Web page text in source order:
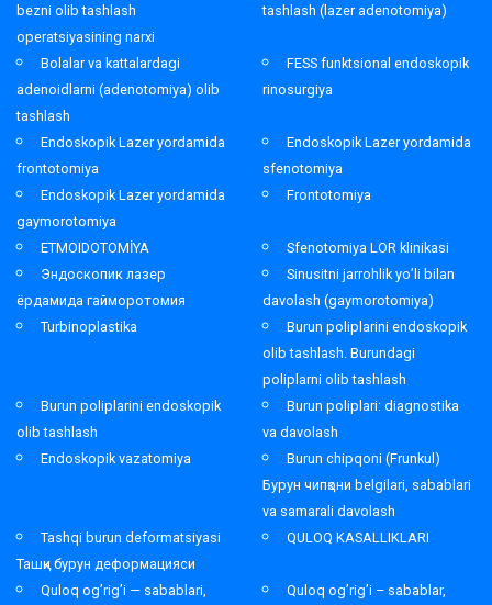
bezni olib tashlash
operatsiyasining narxi
tashlash (lazer adenotomiya)
Bolalar va kattalardagi
adenoidlarni (adenotomiya) olib
tashlash
FESS funktsional endoskopik
rinosurgiya
Endoskopik Lazer yordamida
frontotomiya
Endoskopik Lazer yordamida
sfenotomiya
Endoskopik Lazer yordamida
gaymorotomiya
Frontotomiya
ETMOIDOTOMİYA
Sfenotomiya LOR klinikasi
Эндоскопик лазер
ёрдамида гайморотомия
Sinusitni jarrohlik yo’li bilan
davolash (gaymorotomiya)
Turbinoplastika
Burun poliplarini endoskopik
olib tashlash. Burundagi
poliplarni olib tashlash
Burun poliplarini endoskopik
olib tashlash
Burun poliplari: diagnostika
va davolash
Endoskopik vazatomiya
Burun chipqoni (Frunkul)
Бурун чипқони belgilari, sabablari
va samarali davolash
Tashqi burun deformatsiyasi
Ташқи бурун деформацияси
QULOQ KASALLIKLARI
Quloq og’rig’i — sabablari,
Quloq og’rig’i – sabablar,